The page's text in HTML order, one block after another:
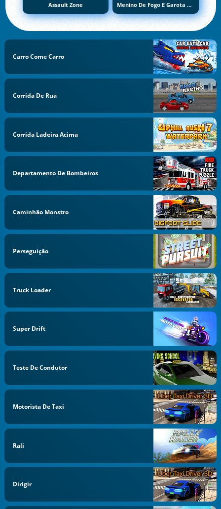
Assault Zone Menino De Fogo E Garota De Água 5: Elementos
Carro Come Carro
Corrida De Rua
Corrida Ladeira Acima
Departamento De Bombeiros
Caminhão Monstro
Perseguição
Truck Loader
Super Drift
Teste De Condutor
Motorista De Taxi
Rali
Dirigir